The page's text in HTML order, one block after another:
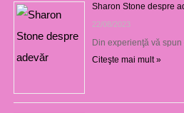
Sharon Stone despre
22/08/2023
Din experienţă vă
Citeşte mai mult »